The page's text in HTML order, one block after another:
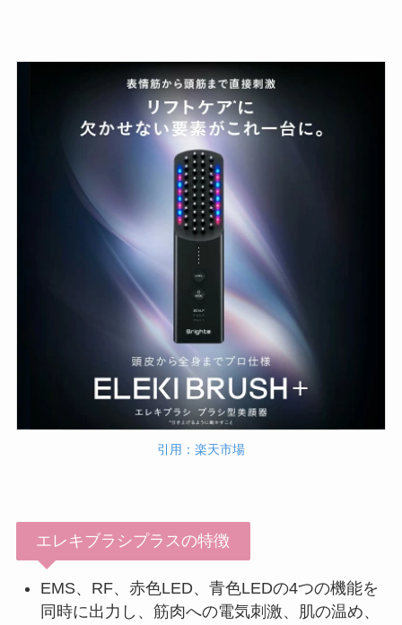
引用：楽天市場
エレキブラシプラスの特徴
EMS、RF、赤色LED、青色LEDの4つの機能を
同時に出力し、筋肉への電気刺激、肌の温め、